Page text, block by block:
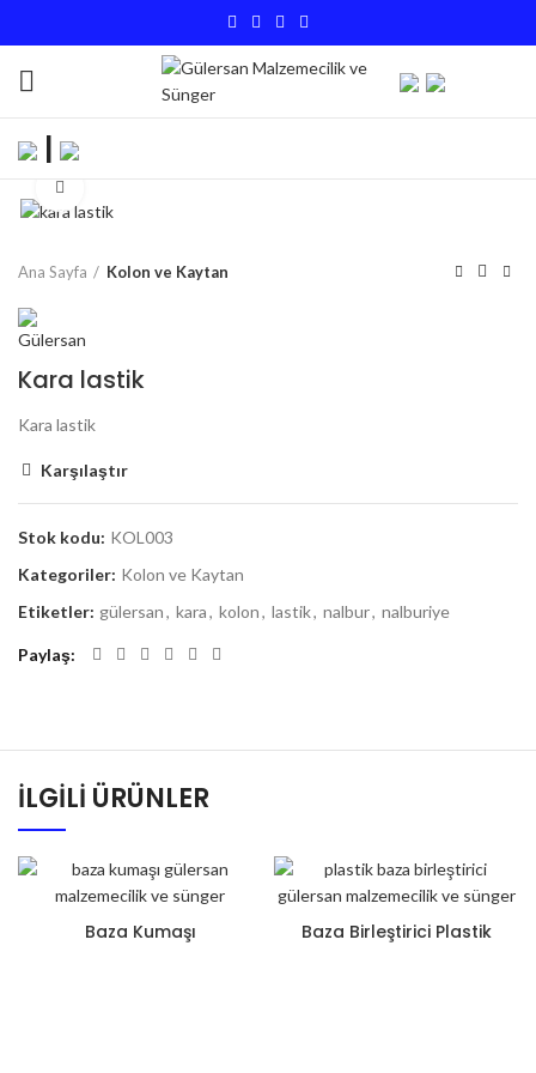
|
Ana Sayfa Kolon ve Kaytan
Kara lastik
Kara lastik
Karşılaştır
Stok kodu: KOL003
Kategoriler: Kolon ve Kaytan
Etiketler: gülersan, kara, kolon, lastik, nalbur, nalburiye
Paylaş
İLGILI ÜRÜNLER
Baza Kumaşı Baza Birleştirici Plastik